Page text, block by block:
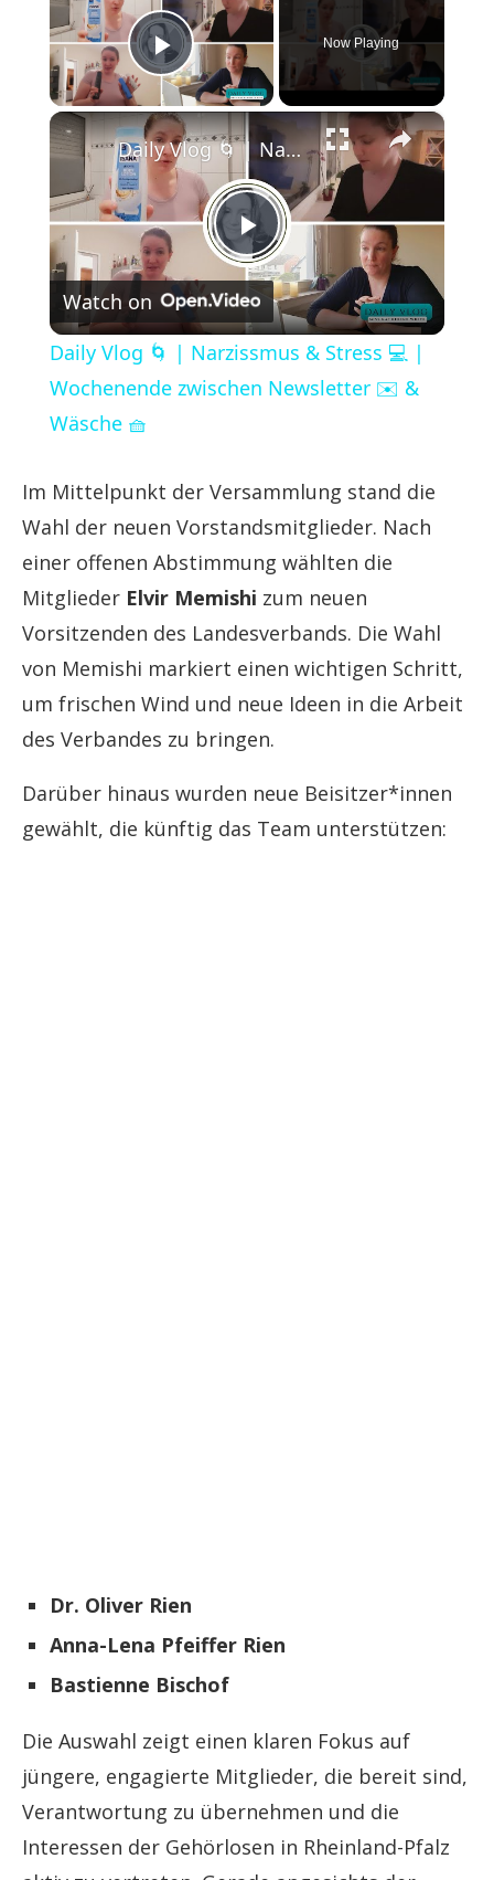
Play Video
Now Playing
×
Play
Video
Daily Vlog 🌀 | Narzissmus & Stress 💻 | Wochenende zwischen Newsletter ✉️ & Wäsche 🧺
Watch on
Daily Vlog 🌀 | Narzissmus & Stress 💻 |
Wochenende zwischen Newsletter ✉️ &
Wäsche 🧺
Im Mittelpunkt der Versammlung stand die
Wahl der neuen Vorstandsmitglieder. Nach
einer offenen Abstimmung wählten die
Mitglieder Elvir Memishi zum neuen
Vorsitzenden des Landesverbands. Die Wahl
von Memishi markiert einen wichtigen Schritt,
um frischen Wind und neue Ideen in die Arbeit
des Verbandes zu bringen.
Darüber hinaus wurden neue Beisitzer*innen
gewählt, die künftig das Team unterstützen:
Dr. Oliver Rien
Anna-Lena Pfeiffer Rien
Bastienne Bischof
Die Auswahl zeigt einen klaren Fokus auf
jüngere, engagierte Mitglieder, die bereit sind,
Verantwortung zu übernehmen und die
Interessen der Gehörlosen in Rheinland-Pfalz